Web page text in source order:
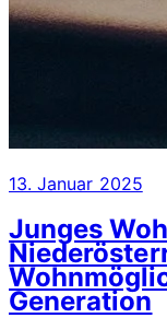
13. Januar 2025
Junges
Generation